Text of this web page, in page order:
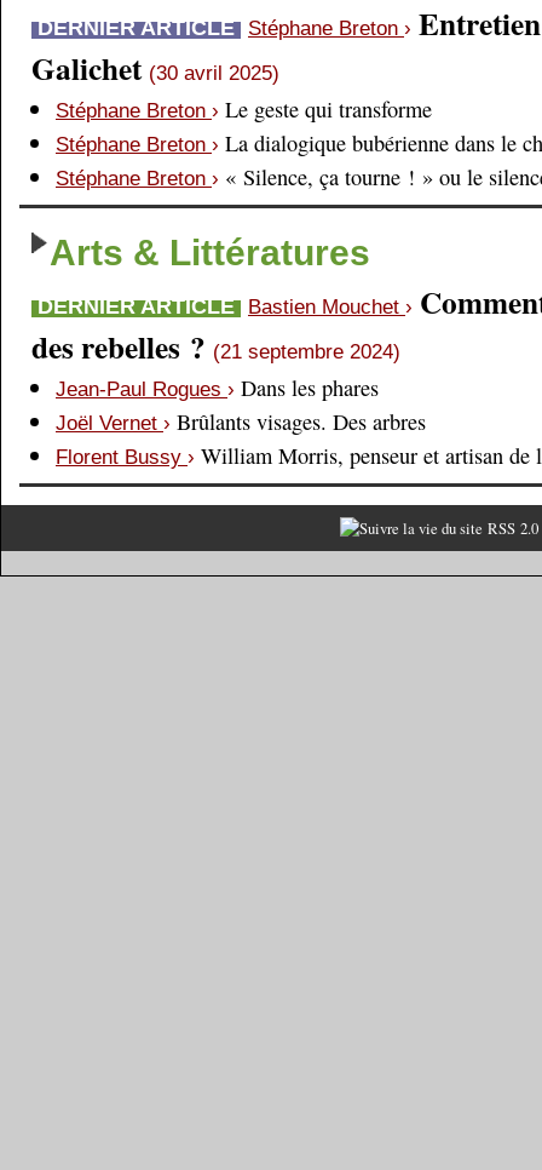
DERNIER ARTICLE Stéphane Breton ›
Galichet (30 avril 2025)
Stéphane Breton › Le geste qui transforme
Stéphane Breton › La dialogique bubérienne dans le
Stéphane Breton › « Silence, ça tourne ! » ou le
Arts & Littératures
DERNIER ARTICLE Bastien Mouchet ›
des rebelles ? (21 septembre 2024)
Jean-Paul Rogues › Dans les phares
Joël Vernet › Brûlants visages. Des arbres
Florent Bussy › William Morris, penseur et artisan de
RSS 2.0